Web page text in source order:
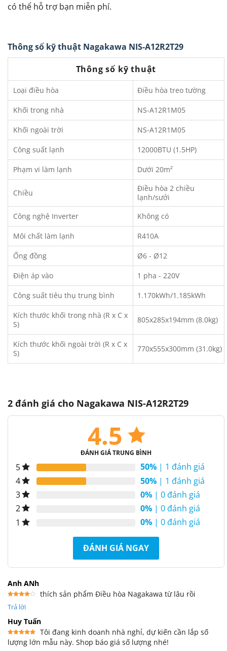
có thể hỗ trợ bạn miễn phí.
Thông số kỹ thuật Nagakawa NIS-A12R2T29
Thông số kỹ thuật
Loại điều hòa Điều hòa treo tường
Khối trong nhà NS-A12R1M05
Khối ngoài trời NS-A12R1M05
Công suất lạnh 12000BTU (1.5HP)
Phạm vi làm lạnh Dưới 20m²
Chiều
Điều hòa 2 chiều
lạnh/sưởi
Công nghệ Inverter
Không có
Môi chất làm lạnh R410A
Ống đồng Ø6 - Ø12
Điện áp vào 1 pha - 220V
Công suất tiêu thụ trung bình 1.170kWh/1.185kWh
Kích thước khối trong nhà (R x C x
S)
805x285x194mm (8.0kg)
Kích thước khối ngoài trời (R x C x
S)
770x555x300mm (31.0kg)
2 đánh giá cho Nagakawa NIS-A12R2T29
4.5
ĐÁNH GIÁ TRUNG BÌNH
5 50% | 1 đánh giá
4
50% | 1 đánh giá
3
0% | 0 đánh giá
2
0% | 0 đánh giá
1
0% | 0 đánh giá
ĐÁNH GIÁ NGAY
Anh ANh
xếp
5 sao
thích sản phẩm Điều hòa Nagakawa từ lâu rồi
Trả lời
Huy Tuấn
Được xếp
hạng55
Tôi đang kinh doanh nhà nghỉ, dự kiến cần lắp số
lượng lớn mẫu này. Shop báo giá số lượng nhé!